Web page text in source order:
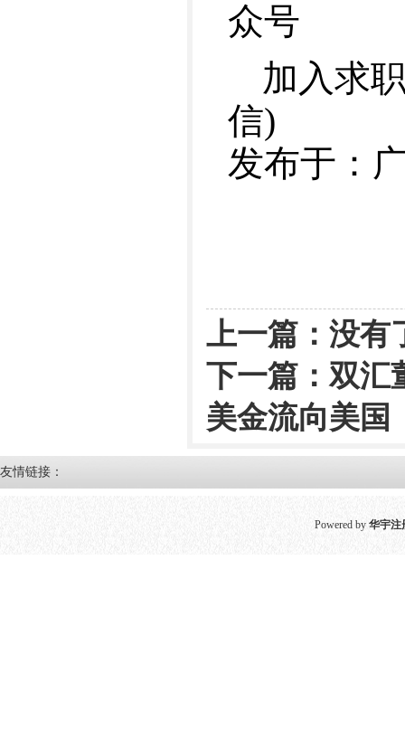
众号
加入求
信)
发布于：
上一篇：没有
下一篇： 双汇
美金流向美国
友情链接：
Powered by 华宇注